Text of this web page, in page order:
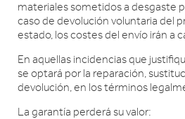
materiales sometidos a desgaste
caso de devolución voluntaria del
estado, los costes del envío irán a
En aquellas incidencias que
se optará por la reparación,
devolución, en los términos
La garantía perderá su valor: